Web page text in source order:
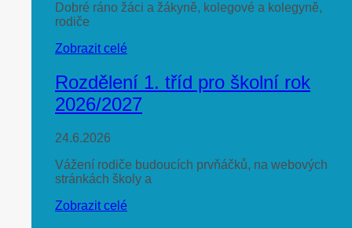
Dobré ráno žáci a žákyně, kolegové a kolegyně,
rodiče
Zobrazit celé
Rozdělení 1. tříd pro školní rok
2026/2027
24.6.2026
Vážení rodiče budoucích prvňáčků, na webových
stránkách školy a
Zobrazit celé